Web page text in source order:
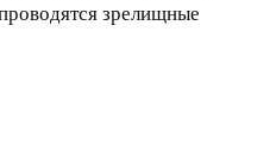
зрелищные